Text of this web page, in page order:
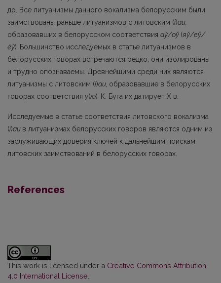
др. Все литуанизмы данного вокализма белорусским были
заимствованы раньше литуанизмов с литовским (i)au,
образовавших в белорусском соответствия аў/оў (яў/еў/
ёў) Большинство исследуемых в статье литуанизмов в
белорусских говорах встречаются редко, они изолированы
и трудно опознаваемы. Древнейшими среди них являются
литуанизмы с литовским (i)au, образовав­шие в белорусских
говорах соответствия у(ю) К. Буга их датирует X в.
Исследуемые в статье соответствия литовского вокализма
(i)au в литуанизмах белорусских говоров являются одним из
заслуживающих доверия ключей к дальнейшим поискам
литовских заимствований в белорусских говорах.
References
This work is licensed under a Creative Commons Attribution
4.0 International License